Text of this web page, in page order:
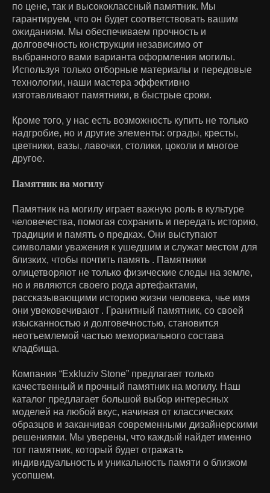
по цене, так и высококлассный памятник. Мы
гарантируем, что он будет соответствовать вашим
ожиданиям. Мы обеспечиваем прочность и
долговечность конструкции независимо от
выбранного вами варианта оформления могилы.
Используя только отборные материалы и передовые
технологии, наши мастера эффективно
изготавливают памятники, в быстрые сроки.
Кроме того, у нас есть возможность купить не только
надгробие, но и другие элементы: ограды, кресты,
цветники, вазы, лавочки, столики, цоколи и многое
другое.
Памятник на могилу
Памятник на могилу играет важную роль в культуре
человечества, помогая сохранить и передать историю,
традиции и память о предках. Они выступают
символами уважения к ушедшим и служат местом для
близких, чтобы почтить память . Памятники
олицетворяют не только физические следы на земле,
но и являются своего рода артефактами,
рассказывающими историю жизни человека, чье имя
они увековечивают . Гранитный памятник, со своей
изысканностью и долговечностью, становится
неотъемлемой частью мемориального состава
кладбища.
Компания “Exkluziv Stone” предлагает только
качественный и прочный памятник на могилу. Наш
каталог предлагает большой выбор интересных
моделей на любой вкус, начиная от классических
образцов и заканчивая современными дизайнерскими
решениями. Мы уверены, что каждый найдет именно
тот памятник, который будет отражать
индивидуальность и уникальность памяти о близком
усопшем.